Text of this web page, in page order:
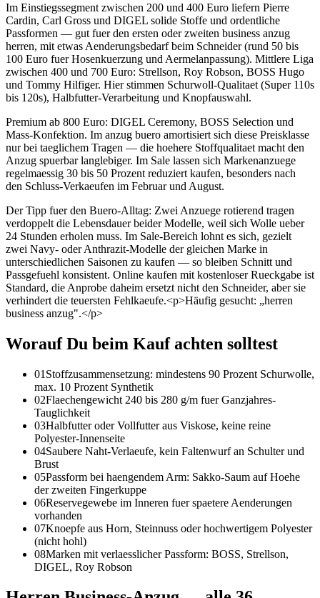
Im Einstiegssegment zwischen 200 und 400 Euro liefern Pierre
Cardin, Carl Gross und DIGEL solide Stoffe und ordentliche
Passformen — gut fuer den ersten oder zweiten business anzug
herren, mit etwas Aenderungsbedarf beim Schneider (rund 50 bis
100 Euro fuer Hosenkuerzung und Aermelanpassung). Mittlere Liga
zwischen 400 und 700 Euro: Strellson, Roy Robson, BOSS Hugo
und Tommy Hilfiger. Hier stimmen Schurwoll-Qualitaet (Super 110s
bis 120s), Halbfutter-Verarbeitung und Knopfauswahl.
Premium ab 800 Euro: DIGEL Ceremony, BOSS Selection und
Mass-Konfektion. Im anzug buero amortisiert sich diese Preisklasse
nur bei taeglichem Tragen — die hoehere Stoffqualitaet macht den
Anzug spuerbar langlebiger. Im Sale lassen sich Markenanzuege
regelmaessig 30 bis 50 Prozent reduziert kaufen, besonders nach
den Schluss-Verkaeufen im Februar und August.
Der Tipp fuer den Buero-Alltag: Zwei Anzuege rotierend tragen
verdoppelt die Lebensdauer beider Modelle, weil sich Wolle ueber
24 Stunden erholen muss. Im Sale-Bereich lohnt es sich, gezielt
zwei Navy- oder Anthrazit-Modelle der gleichen Marke in
unterschiedlichen Saisonen zu kaufen — so bleiben Schnitt und
Passgefuehl konsistent. Online kaufen mit kostenloser Rueckgabe ist
Standard, die Anprobe daheim ersetzt nicht den Schneider, aber sie
verhindert die teuersten Fehlkaeufe.<p>Häufig gesucht: „herren
business anzug".</p>
Worauf Du beim Kauf achten solltest
01 Stoffzusammensetzung: mindestens 90 Prozent Schurwolle,
max. 10 Prozent Synthetik
02Flaechengewicht 240 bis 280 g/m fuer Ganzjahres-
Tauglichkeit
03Halbfutter oder Vollfutter aus Viskose, keine reine
Polyester-Innenseite
04Saubere Naht-Verlaeufe, kein Faltenwurf an Schulter und
Brust
05Passform bei haengendem Arm: Sakko-Saum auf Hoehe
der zweiten Fingerkuppe
06Reservegewebe im Inneren fuer spaetere Aenderungen
vorhanden
07Knoepfe aus Horn, Steinnuss oder hochwertigem Polyester
(nicht hohl)
08Marken mit verlaesslicher Passform: BOSS, Strellson,
DIGEL, Roy Robson